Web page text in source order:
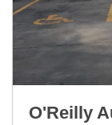
O'Reilly